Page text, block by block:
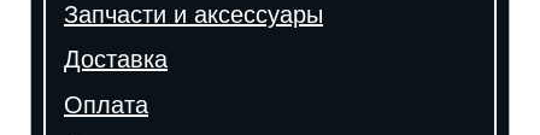
Запчасти и аксессуары
Доставка
Оплата